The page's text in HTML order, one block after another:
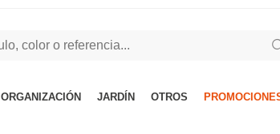
ORGANIZACIÓN JARDÍN OTROS